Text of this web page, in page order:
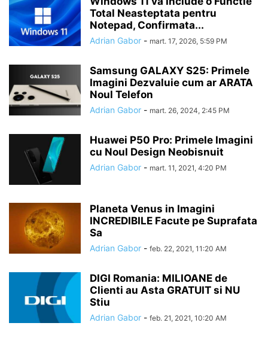
Total Neasteptata pentru
Notepad, Confirmata...
Adrian Gabor - mart. 17, 2026, 5:59 PM
Samsung GALAXY S25: Primele
Imagini Dezvaluie cum ar ARATA
Noul Telefon
Adrian Gabor - mart. 26, 2024, 2:45 PM
Huawei P50 Pro: Primele Imagini
cu Noul Design Neobisnuit
Adrian Gabor - mart. 11, 2021, 4:20 PM
Planeta Venus in Imagini
INCREDIBILE Facute pe Suprafata
Sa
Adrian Gabor - feb. 22, 2021, 11:20 AM
DIGI Romania: MILIOANE de
Clienti au Asta GRATUIT si NU
Stiu
Adrian Gabor - feb. 21, 2021, 10:20 AM